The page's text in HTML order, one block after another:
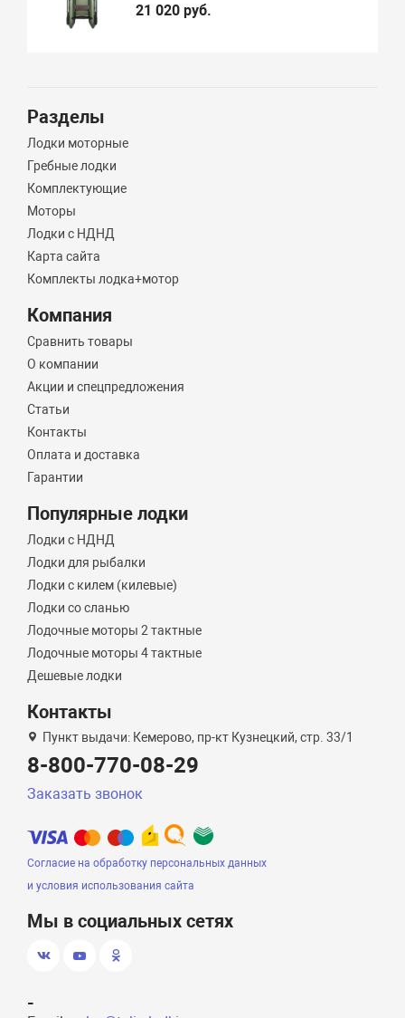
21 020 руб.
Разделы
Лодки моторные
Гребные лодки
Комплектующие
Моторы
Лодки с НДНД
Карта сайта
Комплекты лодка+мотор
Компания
Сравнить товары
О компании
Акции и спецпредложения
Статьи
Контакты
Оплата и доставка
Гарантии
Популярные лодки
Лодки с НДНД
Лодки для рыбалки
Лодки с килем (килевые)
Лодки со сланью
Лодочные моторы 2 тактные
Лодочные моторы 4 тактные
Дешевые лодки
Контакты
Пункт выдачи: Кемерово, пр-кт Кузнецкий, стр. 33/1
8-800-770-08-29
Заказать звонок
Согласие на обработку персональных данных
и условия использования сайта
Мы в социальных сетях
-